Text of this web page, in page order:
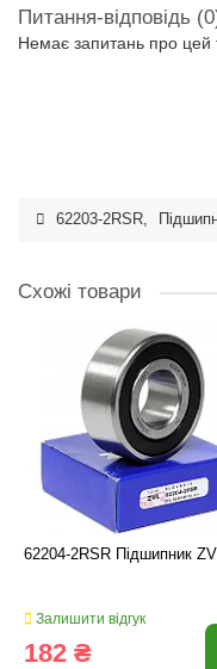
Питання-відповідь
Немає запитань про цей
62203-2RSR,
Схожі товари
62204-2RSR Підшипник ZVL
Залишити відгук
182 ₴